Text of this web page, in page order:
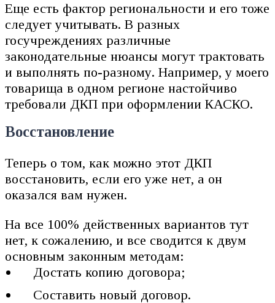
Еще есть фактор региональности и его тоже
следует учитывать. В разных
госучреждениях различные
законодательные нюансы могут трактовать
и выполнять по-разному. Например, у моего
товарища в одном регионе настойчиво
требовали ДКП при оформлении КАСКО.
Восстановление
Теперь о том, как можно этот ДКП
восстановить, если его уже нет, а он
оказался вам нужен.
На все 100% действенных вариантов тут
нет, к сожалению, и все сводится к двум
основным законным методам:
Достать копию договора;
Составить новый договор.